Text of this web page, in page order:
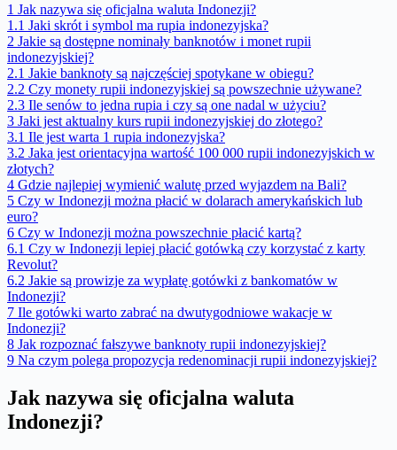
1 Jak nazywa się oficjalna waluta Indonezji?
1.1 Jaki skrót i symbol ma rupia indonezyjska?
2 Jakie są dostępne nominały banknotów i monet rupii
indonezyjskiej?
2.1 Jakie banknoty są najczęściej spotykane w obiegu?
2.2 Czy monety rupii indonezyjskiej są powszechnie używane?
2.3 Ile senów to jedna rupia i czy są one nadal w użyciu?
3 Jaki jest aktualny kurs rupii indonezyjskiej do złotego?
3.1 Ile jest warta 1 rupia indonezyjska?
3.2 Jaka jest orientacyjna wartość 100 000 rupii indonezyjskich w
złotych?
4 Gdzie najlepiej wymienić walutę przed wyjazdem na Bali?
5 Czy w Indonezji można płacić w dolarach amerykańskich lub
euro?
6 Czy w Indonezji można powszechnie płacić kartą?
6.1 Czy w Indonezji lepiej płacić gotówką czy korzystać z karty
Revolut?
6.2 Jakie są prowizje za wypłatę gotówki z bankomatów w
Indonezji?
7 Ile gotówki warto zabrać na dwutygodniowe wakacje w
Indonezji?
8 Jak rozpoznać fałszywe banknoty rupii indonezyjskiej?
9 Na czym polega propozycja redenominacji rupii indonezyjskiej?
Jak nazywa się oficjalna waluta
Indonezji?